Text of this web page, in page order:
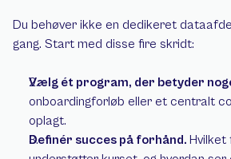
Du behøver ikke en dedikeret
gang. Start med disse fire skridt:
Vælg ét program, der betyder
onboardingforløb eller et centralt
oplagt.
Definér succes på forhånd. Hvilket